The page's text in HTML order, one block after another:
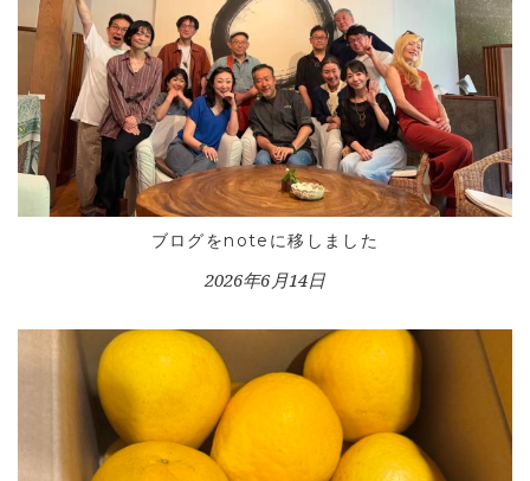
ブログをnoteに移しました
2026年6月14日